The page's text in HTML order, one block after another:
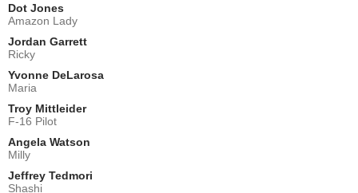
Dot Jones
Amazon Lady
Jordan Garrett
Ricky
Yvonne DeLarosa
Maria
Troy Mittleider
F-16 Pilot
Angela Watson
Milly
Jeffrey Tedmori
Shashi